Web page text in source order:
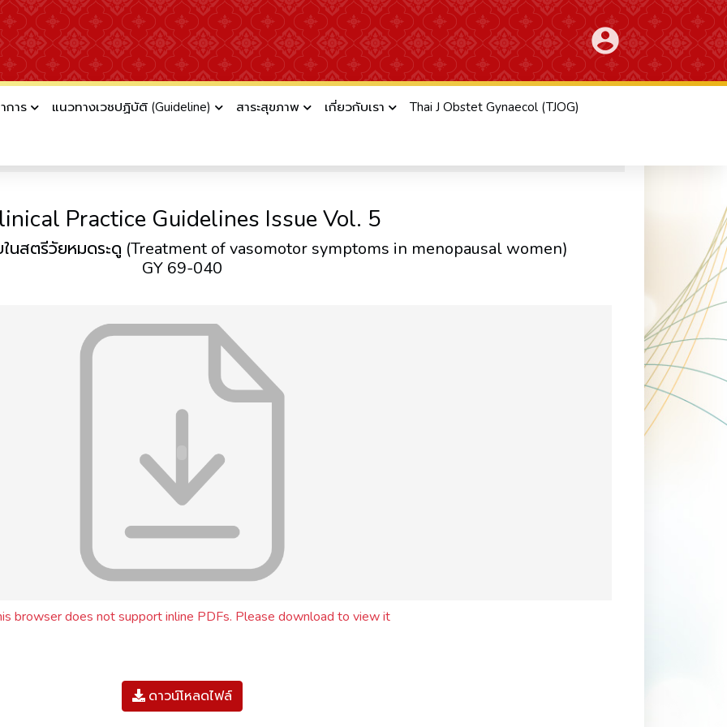
account_circle
การ แนวทางเวชปฏิบัติ (Guideline) สาระสุขภาพ เกี่ยวกับเรา Thai J Obstet Gynaecol (TJOG)
สููตินรีแพทย์แห่งประเทศไทย (RTCOG Clinical Practice Guideline)
Practice Guidelines Issue Vol. 5
นสตรีวัยหมดระดู (Treatment of vasomotor symptoms in menopausal women)
GY 69-040
browser does not support inline PDFs. Please download to view it
ดาวน์โหลดไฟล์